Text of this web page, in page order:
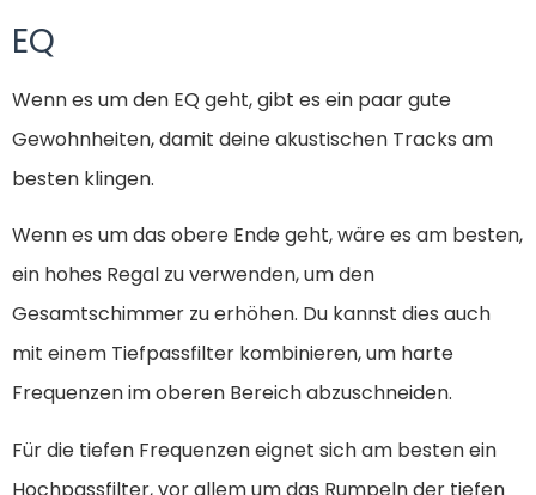
EQ
Wenn es um den EQ geht, gibt es ein paar gute
Gewohnheiten, damit deine akustischen Tracks am
besten klingen.
Wenn es um das obere Ende geht, wäre es am besten,
ein hohes Regal zu verwenden, um den
Gesamtschimmer zu erhöhen. Du kannst dies auch
mit einem Tiefpassfilter kombinieren, um harte
Frequenzen im oberen Bereich abzuschneiden.
Für die tiefen Frequenzen eignet sich am besten ein
Hochpassfilter, vor allem um das Rumpeln der tiefen